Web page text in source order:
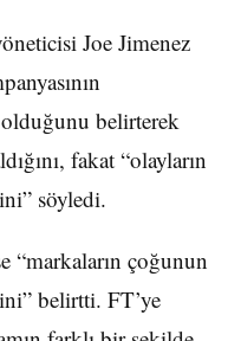
Joe Jimenez
olduğunu belirterek
fakat “olayların
söyledi.
“markaların çoğunun
belirtti. FT’ye